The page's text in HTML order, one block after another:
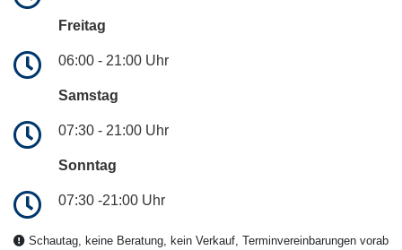
Freitag
06:00 - 21:00 Uhr
Samstag
07:30 - 21:00 Uhr
Sonntag
07:30 -21:00 Uhr
Schautag, keine Beratung, kein Verkauf, Terminvereinbarungen vorab